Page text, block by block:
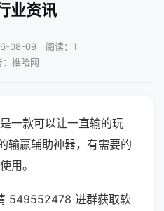
业资讯
08-09｜阅读：1
：推哈网
一款可以让一直输的玩
输赢辅助神器，有需要的
用。
549552478 进群获取软